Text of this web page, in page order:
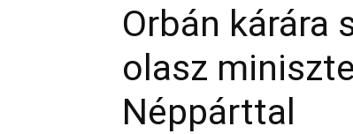
Orbán kárára
olasz
Néppárttal